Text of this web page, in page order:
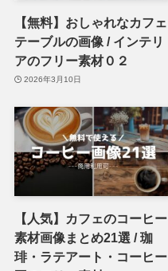
【無料】おしゃれなカフェ
テーブルの画像 / インテリ
アのフリー素材０２
2026年3月10日
【人気】カフェのコーヒー
素材画像まとめ21選 / 珈
琲・ラテアート・コーヒー